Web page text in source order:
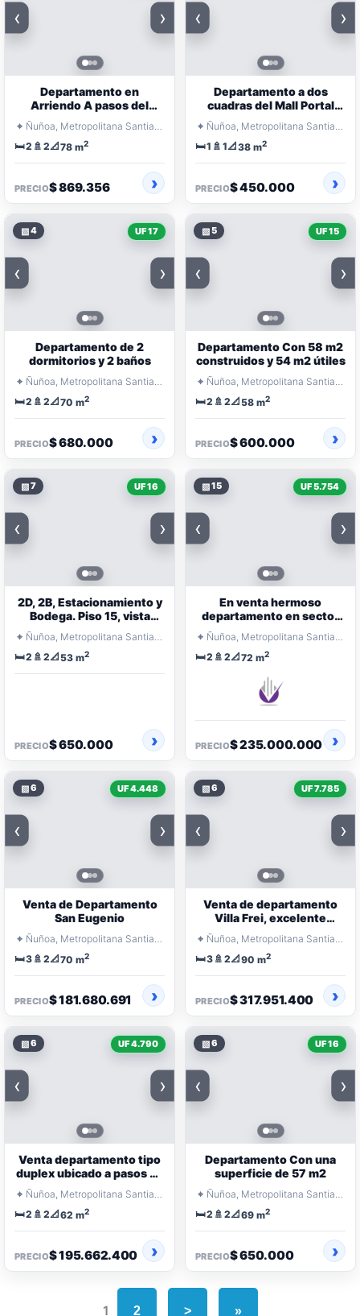
‹ ›
Departamento en
Arriendo A pasos del
⌖ Ñuñoa, Metropolitana Santiago
🛏️2 🚿 2📐78 m2
PRECIO$ 869.356
‹ ›
Departamento a dos
cuadras del Mall Portal
⌖ Ñuñoa, Metropolitana Santiago
🛏️1 🚿 1📐38 m2
PRECIO$ 450.000
▧4 UF 17
‹ ›
Departamento de 2
dormitorios y 2 baños
⌖
Ñuñoa, Metropolitana Santiago
🛏️2 🚿 2📐70 m2
PRECIO$ 680.000
▧5 UF 15
‹ ›
Departamento Con 58 m2
construidos y 54 m2 útiles
⌖
Ñuñoa, Metropolitana Santiago
🛏️2 🚿 2📐58 m2
PRECIO$ 600.000
▧7 UF 16
‹ ›
2D, 2B, Estacionamiento y
Bodega. Piso 15, vista
despejada. Excelente
Ubicación
⌖ Ñuñoa, Metropolitana Santiago
🛏️2 🚿 2📐53 m2
PRECIO$ 650.000
▧15 UF 5.754
‹ ›
En venta hermoso
departamento en sector
⌖ Ñuñoa, Metropolitana Santiago
🛏️2 🚿 2📐72 m2
PRECIO$ 235.000.000
▧6 UF 4.448
‹ ›
Venta de Departamento
San Eugenio
⌖
Ñuñoa, Metropolitana Santiago
🛏️3 🚿 2📐70 m2
PRECIO$ 181.680.691
▧6 UF 7.785
‹ ›
Venta de departamento
Villa Frei, excelente
⌖ Ñuñoa, Metropolitana Santiago
🛏️3 🚿 2📐90 m2
PRECIO$ 317.951.400
▧6 UF 4.790
‹ ›
Venta departamento tipo
duplex ubicado a pasos de
⌖ Ñuñoa, Metropolitana Santiago
🛏️2 🚿 2📐62 m2
PRECIO$ 195.662.400
▧6 UF 16
‹ ›
Departamento Con una
superficie de 57 m2
⌖
Ñuñoa, Metropolitana Santiago
🛏️2 🚿 2📐69 m2
PRECIO$ 650.000
1 2 > »